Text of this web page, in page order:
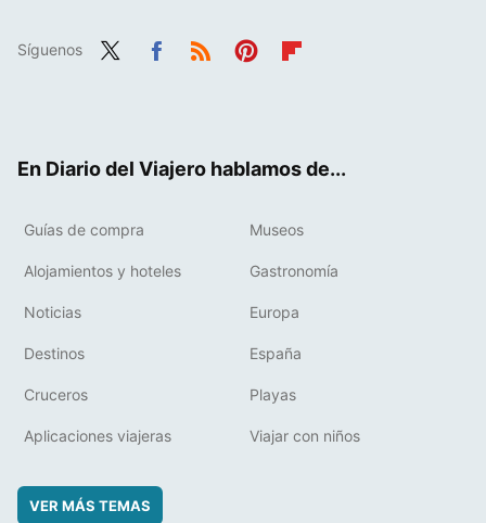
Síguenos
En Diario del Viajero hablamos de...
Guías de compra Museos
Alojamientos y hoteles Gastronomía
Noticias Europa
Destinos España
Cruceros Playas
Aplicaciones viajeras Viajar con niños
VER MÁS TEMAS